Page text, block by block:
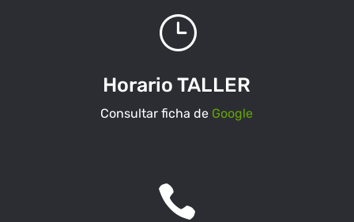
}
Horario TALLER
Consultar ficha de Google
